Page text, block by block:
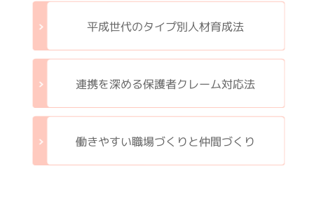
平成世代のタイプ別人材育成法
連携を深める保護者クレーム対応法
働きやすい職場づくりと仲間づくり